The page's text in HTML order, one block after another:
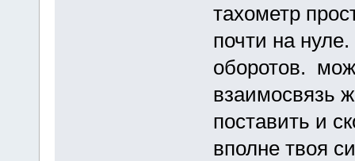
тахометр
почти на
оборотов.
взаимосвязь
поставить и
вполне твоя